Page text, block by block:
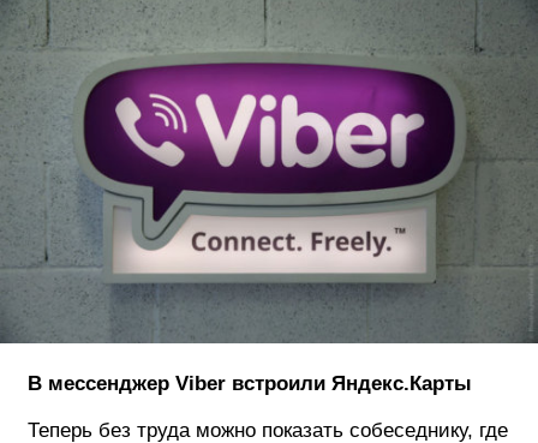
В мессенджер Viber встроили Яндекс.Карты
Теперь без труда можно показать собеседнику, где